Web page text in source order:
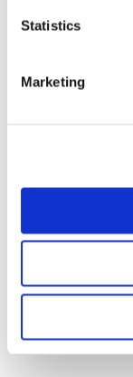
Statistics
Marketing